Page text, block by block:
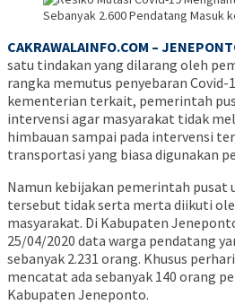
CAKRAWALAINFO.COM –
satu tindakan yang dilarang oleh
rangka memutus penyebaran Covid-
kementerian terkait, pemerintah
intervensi agar masyarakat tidak
himbauan sampai pada intervensi
transportasi yang biasa digunakan
Namun kebijakan pemerintah pusat
tersebut tidak serta merta diikuti
masyarakat. Di Kabupaten
25/04/2020 data warga pendatang
sebanyak 2.231 orang. Khusus
mencatat ada sebanyak 140 orang
Kabupaten Jeneponto.